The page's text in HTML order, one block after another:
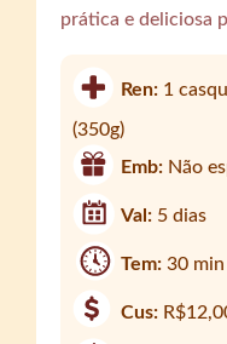
prática e deliciosa
Ren: 1
(350g)
Emb: Não
Val: 5 dias
Tem:30 min
Cus: